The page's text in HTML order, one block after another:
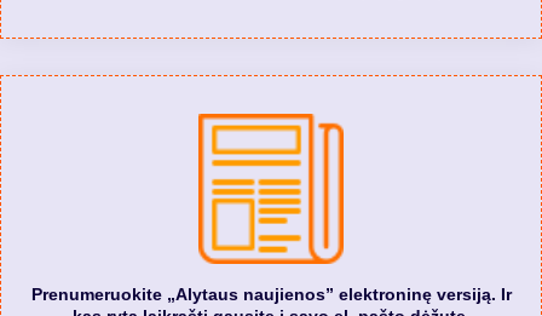
Prenumeruokite „Alytaus naujienos” elektroninę versiją. Ir